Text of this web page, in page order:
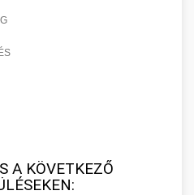
A KÖVETKEZŐ